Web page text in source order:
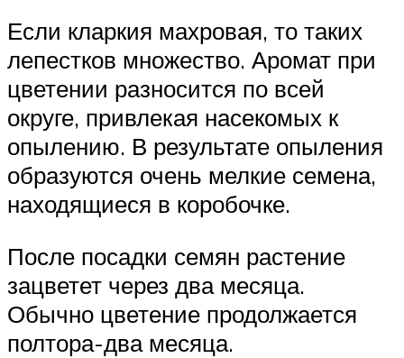
Если кларкия махровая, то таких
лепестков множество. Аромат при
цветении разносится по всей
округе, привлекая насекомых к
опылению. В результате опыления
образуются очень мелкие семена,
находящиеся в коробочке.
После посадки семян растение
зацветет через два месяца.
Обычно цветение продолжается
полтора-два месяца.